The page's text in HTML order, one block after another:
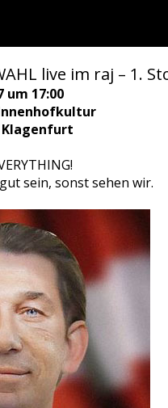
live im raj – 1.
um 17:00
Klagenfurt
sein, sonst sehen wir.